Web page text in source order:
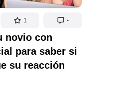
1 -
novio con
para saber si
su reacción